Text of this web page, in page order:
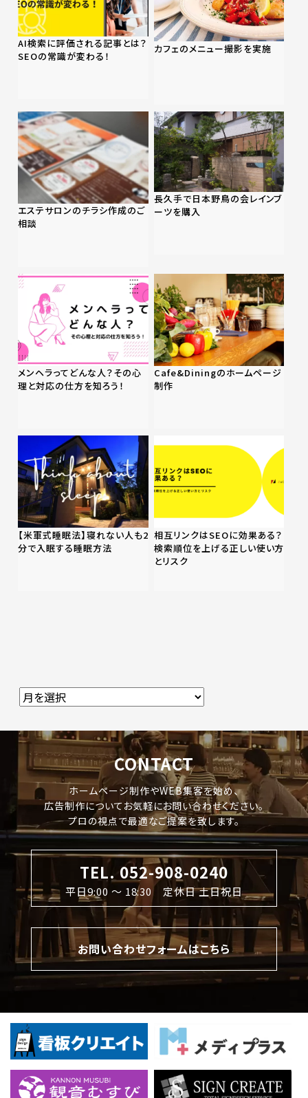
AI検索に評価される記事とは？
SEOの常識が変わる！
カフェのメニュー撮影を実施
エステサロンのチラシ作成のご
相談
長久手で日本野鳥の会レインブ
ーツを購入
メンヘラってどんな人？その心
理と対応の仕方を知ろう！
Cafe&Diningのホームページ
制作
【米軍式睡眠法】寝れない人も2
分で入眠する睡眠方法
相互リンクはSEOに効果ある？
検索順位を上げる正しい使い方
とリスク
CONTACT
ホームページ制作やWEB集客を始め、
広告制作についてお気軽にお問い合わせください。
プロの視点で最適なご提案を致します。
TEL. 052-908-0240
平日9:00 〜 18:30 定休日 土日祝日
お問い合わせフォームはこちら